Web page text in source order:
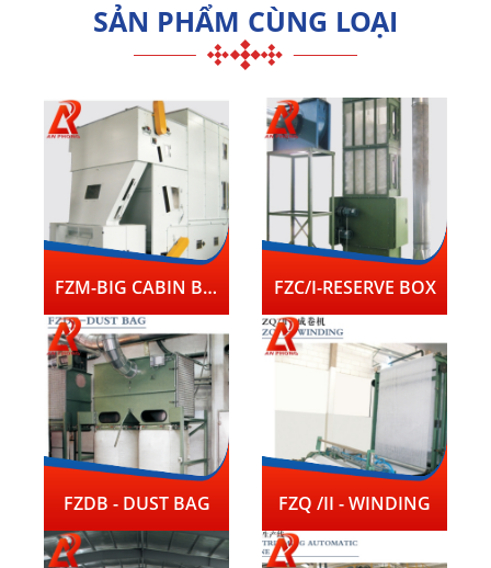
SẢN PHẨM CÙNG LOẠI
FZM-BIG CABIN BLENDER FZC/I-RESERVE BOX
FZDB - DUST BAG FZQ /II - WINDING